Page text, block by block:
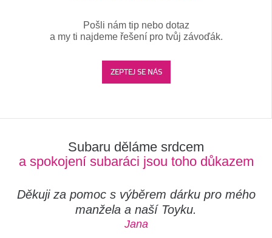
Pošli nám tip nebo dotaz
a my ti najdeme řešení pro tvůj závoďák.
ZEPTEJ SE NÁS
Subaru děláme srdcem
a spokojení subaráci jsou toho důkazem
Děkuji za pomoc s výběrem dárku pro mého
manžela a naší Toyku.
Jana